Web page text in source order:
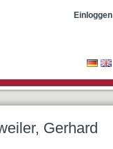
Einloggen
Gerhard